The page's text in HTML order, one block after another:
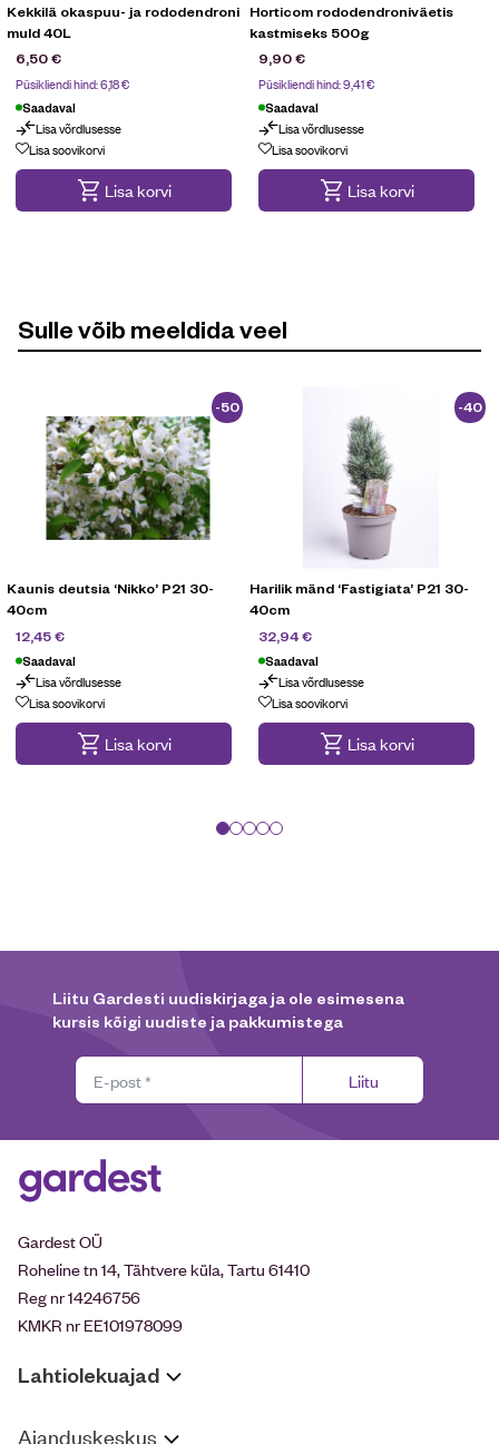
Kekkilä okaspuu- ja rododendroni
muld 40L
6,50€
Püsikliendi hind:6,18€
Saadaval
Lisa võrdlusesse
Lisa soovikorvi
Lisa korvi
Horticom rododendroniväetis
kastmiseks 500g
9,90€
Püsikliendi hind:9,41€
Saadaval
Lisa võrdlusesse
Lisa soovikorvi
Lisa korvi
Sulle võib meeldida veel
-50
%
Kaunis deutsia ‘Nikko’ P21 30-
40cm
12,45€
Saadaval
Lisa võrdlusesse
Lisa soovikorvi
Lisa korvi
-40
%
Harilik mänd ‘Fastigiata’ P21 30-
40cm
32,94€
Saadaval
Lisa võrdlusesse
Lisa soovikorvi
Lisa korvi
Liitu Gardesti uudiskirjaga ja ole esimesena
kursis kõigi uudiste ja pakkumistega
Liitu
Gardest OÜ
Roheline tn 14, Tähtvere küla, Tartu 61410
Reg nr 14246756
KMKR nr EE101978099
Lahtiolekuajad
Aianduskeskus